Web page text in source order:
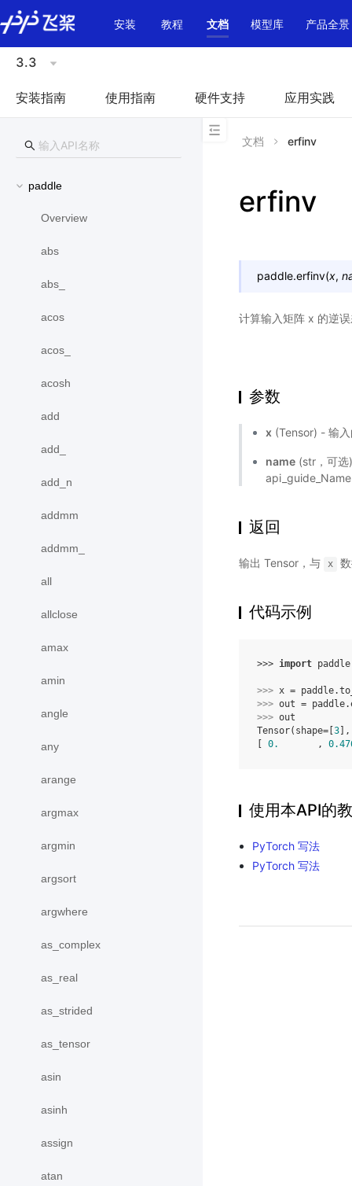
\u200E
安装
教程 文档 模型库 产品全景
3.3
安装指南 使用指南 硬件支持 应用实践
paddle
Overview
abs
abs_
acos
acos_
acosh
add
add_
add_n
addmm
addmm_
all
allclose
amax
amin
angle
any
arange
argmax
argmin
argsort
argwhere
as_complex
as_real
as_strided
as_tensor
asin
asinh
assign
atan
文档 erfinv
erfinv
paddle.erfinv(x,
计算输入矩阵 x 的逆
参数
x (Tensor) - 输
name (str，可选
api_guide_Name
返回
输出 Tensor，与 x
代码示例
>>> import paddle
>>> x = paddle.
>>> out = paddle.
>>> out
Tensor(shape=[ 3
0.
       ,
使用本API的
PyTorch 写法
PyTorch 写法